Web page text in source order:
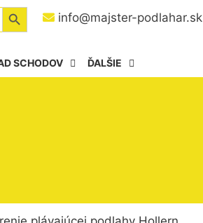
info@majster-podlahar.sk
Search Button
SCHODOV ĎALŠIE